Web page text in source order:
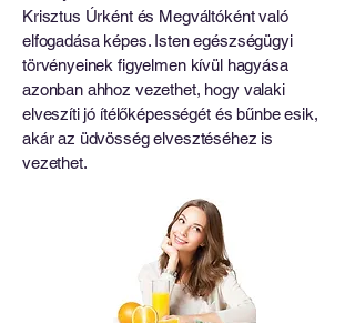
Krisztus Úrként és Megváltóként való
elfogadása képes. Isten egészségügyi
törvényeinek figyelmen kívül hagyása
azonban ahhoz vezethet, hogy valaki
elveszíti jó ítélőképességét és bűnbe esik,
akár az üdvösség elvesztéséhez is
vezethet.